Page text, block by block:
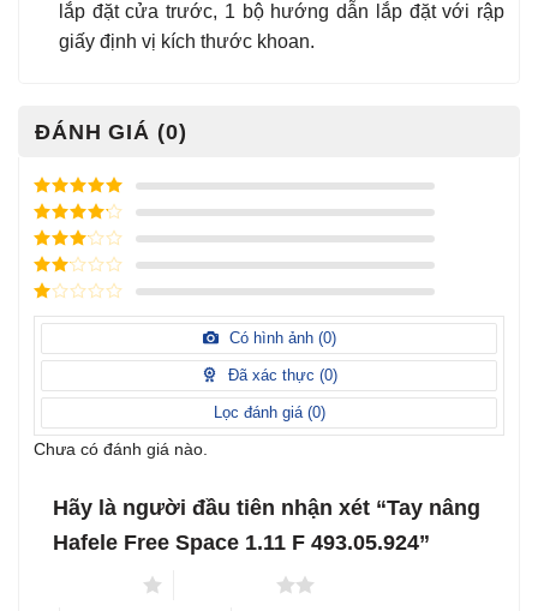
lắp đặt cửa trước, 1 bộ hướng dẫn lắp đặt với rập
giấy định vị kích thước khoan.
ĐÁNH GIÁ (0)
Được xếp
hạng
5
5
sao
Được xếp
hạng
4
5
sao
Được
xếp
hạng3
5 sao
Được
hạng
sao
Được
hạng
sao
Có hình ảnh (0)
Đã xác thực (0)
Lọc đánh giá (0)
Chưa có đánh giá nào.
Hãy là người đầu tiên nhận xét “Tay nâng
Hafele Free Space 1.11 F 493.05.924”